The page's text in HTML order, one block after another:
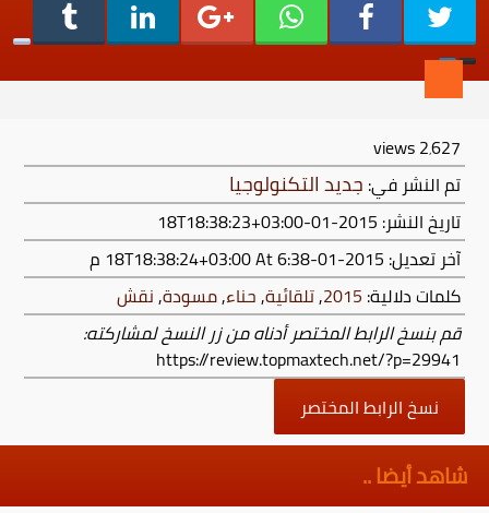
2٬627views
تم النشر في: جديد التكنولوجيا
تاريخ النشر: 2015-01-18T18:38:23+03:00
آخر تعديل: 2015-01-18T18:38:24+03:00
At 6:38 م
كلمات دلالية: 2015
,تلقائية,حناء,مسودة,نقش
قم بنسخ الرابط المختصر أدناه من زر النسخ لمشاركته:
https://review.topmaxtech.net/?p=29941
نسخ الرابط المختصر
شاهد أيضا ..